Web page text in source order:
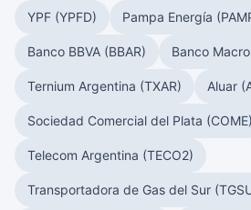
YPF (YPFD) Pampa Energía
Banco BBVA (BBAR) Banco
Ternium Argentina (TXAR) Aluar
Sociedad Comercial del Plata (COME)
Telecom Argentina (TECO2)
Transportadora de Gas del Sur